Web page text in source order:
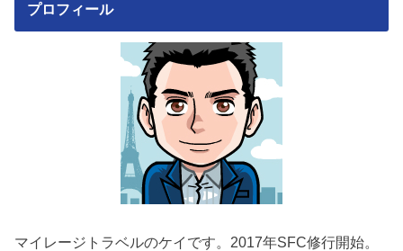
プロフィール
マイレージトラベルのケイです。2017年SFC修行開始。